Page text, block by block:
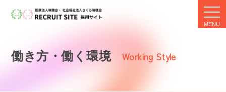
働き方・働く環境 Working Style